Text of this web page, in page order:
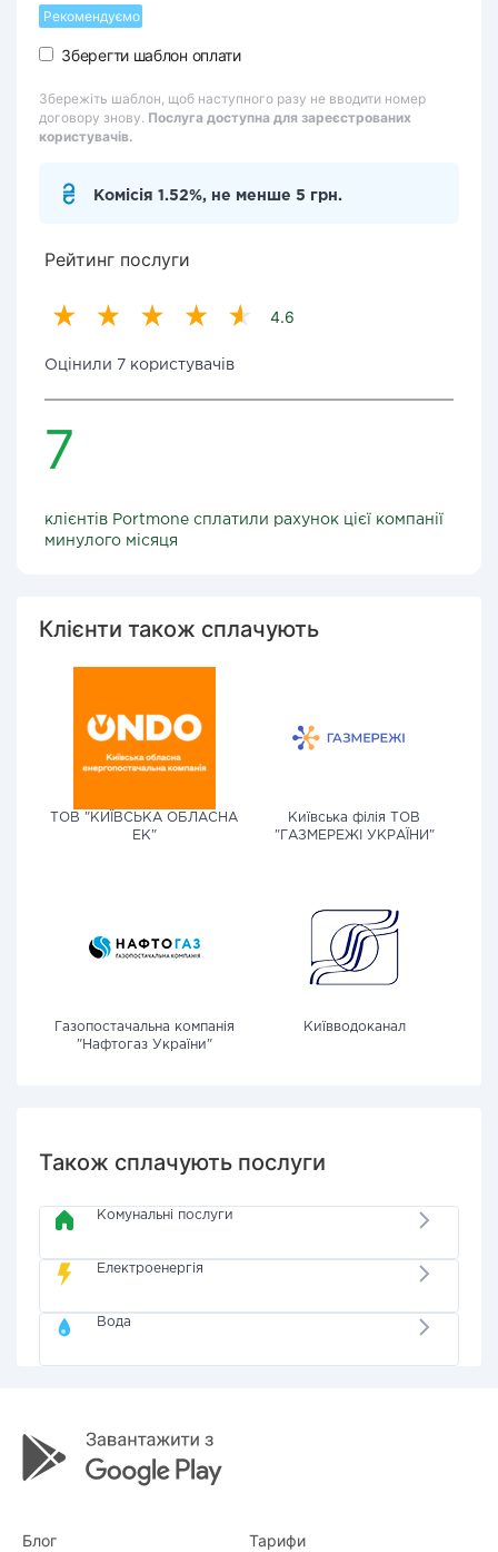
Рекомендуємо
Зберегти шаблон оплати
Збережіть шаблон, щоб наступного разу не вводити номер
договору знову. Послуга доступна для зареєстрованих
користувачів.
Комісія 1.52%, не менше 5 грн.
Рейтинг послуги
4.6
Оцінили 7 користувачів
7
клієнтів Portmone сплатили рахунок цієї компанії
минулого місяця
Клієнти також сплачують
ТОВ "КИЇВСЬКА ОБЛАСНА
ЕК"
Київська філія ТОВ
"ГАЗМЕРЕЖІ УКРАЇНИ"
Газопостачальна компанія
"Нафтогаз України"
Київводоканал
Також сплачують послуги
Комунальні послуги
Електроенергія
Вода
Блог Тарифи